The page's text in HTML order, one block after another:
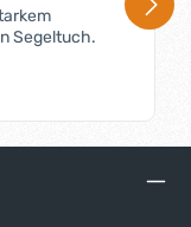
Segeltuch.